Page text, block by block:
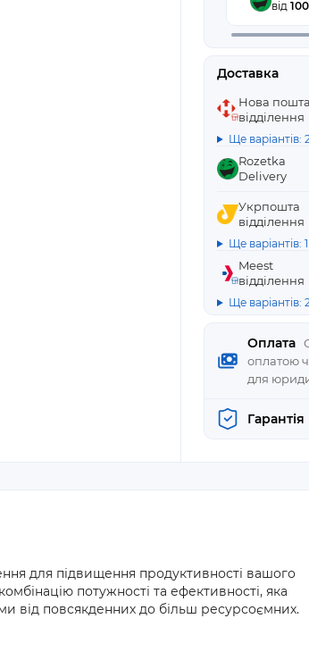
Оплата
оплатою
для
від 100
Доставка
Нова пошта
відділення
Ще варіантів:
Rozetka
Delivery
Укрпошта
відділення
Ще варіантів: 1
Meest
відділення
Ще варіантів:
Гарантія
для підвищення продуктивності вашого
потужності та ефективності, яка
від повсякденних до більш ресурсоємних.